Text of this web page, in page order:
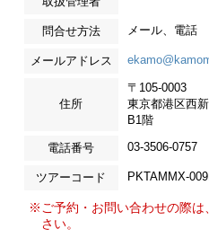
問合せ方法 メール、電話
メールアドレス
住所
〒105-0003
東京都港区西
B1階
電話番号 03-3506-0757
ツアーコード PKTAMMX-
※ご予約・お問い合わせの際は
さい。